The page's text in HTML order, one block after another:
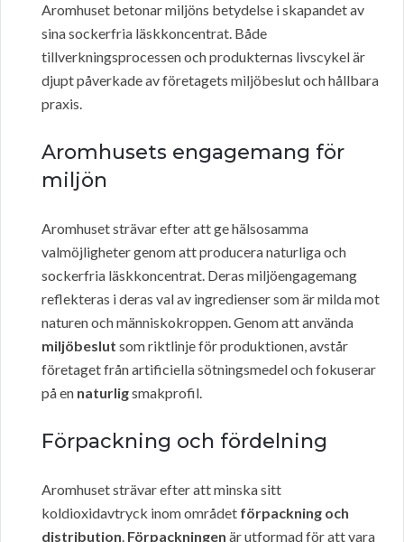
Aromhuset betonar miljöns betydelse i skapandet av
sina sockerfria läskkoncentrat. Både
tillverkningsprocessen och produkternas livscykel är
djupt påverkade av företagets miljöbeslut och hållbara
praxis.
Aromhusets engagemang för
miljön
Aromhuset strävar efter att ge hälsosamma
valmöjligheter genom att producera naturliga och
sockerfria läskkoncentrat. Deras miljöengagemang
reflekteras i deras val av ingredienser som är milda mot
naturen och människokroppen. Genom att använda
miljöbeslut som riktlinje för produktionen, avstår
företaget från artificiella sötningsmedel och fokuserar
på en naturligsmakprofil.
Förpackning och fördelning
Aromhuset strävar efter att minska sitt
koldioxidavtryck inom området förpackning och
distribution. Förpackningen är utformad för att vara